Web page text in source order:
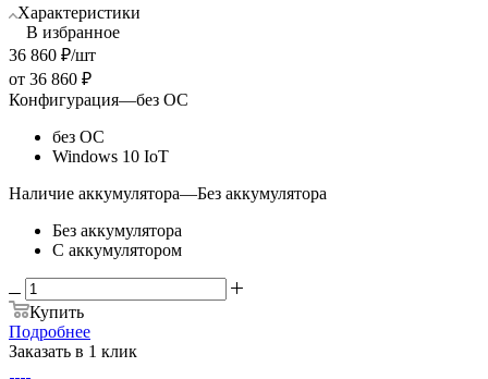
Характеристики
В избранное
36 860 ₽/шт
от 36 860 ₽
Конфигурация—без ОС
без ОС
Windows 10 IoT
Наличие аккумулятора—Без аккумулятора
Без аккумулятора
С аккумулятором
Купить
Подробнее
Заказать в 1 клик